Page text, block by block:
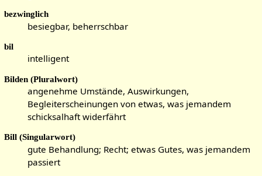
bezwinglich
besiegbar, beherrschbar
bil
intelligent
Bilden (Pluralwort)
angenehme Umstände, Auswirkungen,
Begleiterscheinungen von etwas, was jemandem
schicksalhaft widerfährt
Bill (Singularwort)
gute Behandlung; Recht; etwas Gutes, was jemandem
passiert